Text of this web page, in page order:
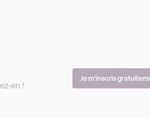
en !
Je m'inscris